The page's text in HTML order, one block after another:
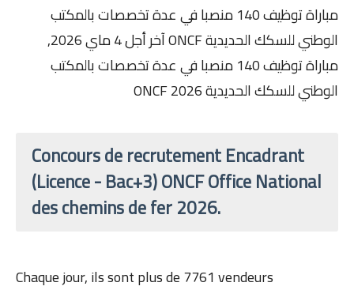
مباراة توظيف 140 منصبا في عدة تخصصات بالمكتب
الوطني للسكك الحديدية ONCF آخر أجل 4 ماي 2026,
مباراة توظيف 140 منصبا في عدة تخصصات بالمكتب
الوطني للسكك الحديدية ONCF 2026
Concours de recrutement Encadrant
(Licence - Bac+3) ONCF Office National
des chemins de fer 2026.
Chaque jour, ils sont plus de 7761 vendeurs